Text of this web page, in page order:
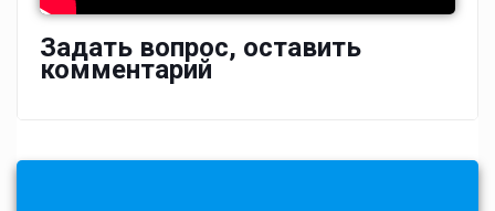
Задать вопрос, оставить
комментарий